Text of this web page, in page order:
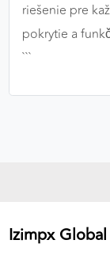
riešenie pre
pokrytie a
```
Izimpx